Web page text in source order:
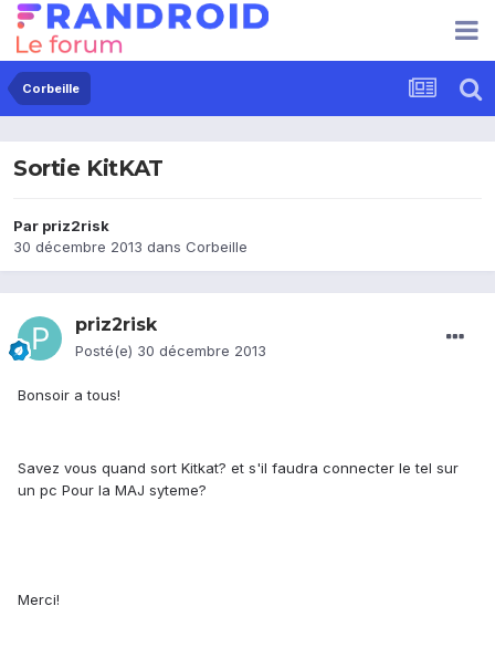
Corbeille
Sortie KitKAT
Par priz2risk
30 décembre 2013 dans Corbeille
priz2risk
Posté(e) 30 décembre 2013
Bonsoir a tous!
Savez vous quand sort Kitkat? et s'il faudra connecter le tel sur
un pc Pour la MAJ syteme?
Merci!